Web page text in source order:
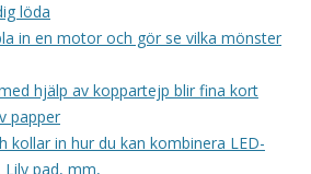
löda
in en motor och gör se vilka mönster
hjälp av koppartejp blir fina kort
papper
kollar in hur du kan kombinera LED-
pad, mm,